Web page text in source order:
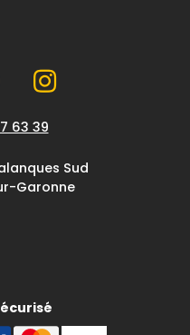
63 39
Sud
Garonne